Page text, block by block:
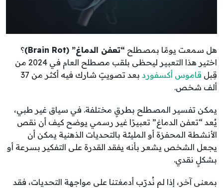
هل سمعت يومًا بمصطلح “تعفن الدماغ” (Brain Rot)
؟
اختير هذا التعبير ليحظى بلقب مصطلح العام في 2024 من
قِبل قاموس أكسفورد
بعد تصويتٍ شارك فيه أكثر من 37
ألف شخص.
يمكن تفسير المصطلح بطرقٍ مختلفة. في سياق غير طبي،
يُعد “تعفن الدماغ” تعبيرًا غير رسمي يوضح كيف أن نقص
الأنشطة المحفزة أو المليئة بالتحديات الذهنية يمكن أن
يجعل الشخص يشعر بأنه يفقد القدرة على التفكير بسرعة أو
بشكلٍ نقدي.
بمعنى آخر، إذا لم نُدرّب أدمغتنا على مواجهة التحديات، فقد